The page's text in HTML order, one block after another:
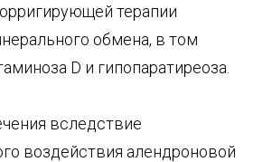
терапии
обмена, в том
D и гипопаратиреоза.
вследствие
воздействия алендроновой